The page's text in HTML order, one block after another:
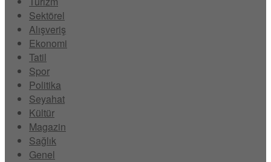
Sektörel
Alışveriş
Ekonomi
Tatil
Spor
Politika
Seyahat
Kültür
Magazin
Sağlık
Genel